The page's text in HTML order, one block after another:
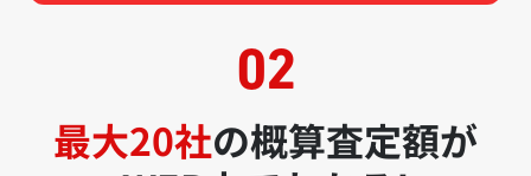
最大20社の概算査定額が